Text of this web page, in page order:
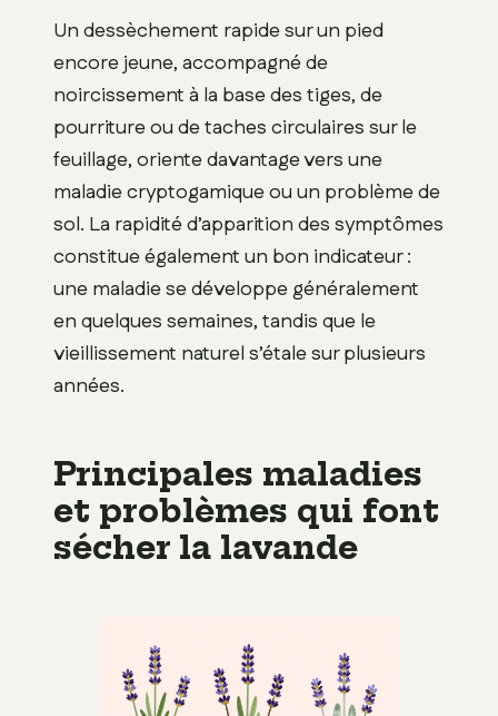
Un dessèchement rapide sur un pied
encore jeune, accompagné de
noircissement à la base des tiges, de
pourriture ou de taches circulaires sur le
feuillage, oriente davantage vers une
maladie cryptogamique ou un problème de
sol. La rapidité d’apparition des symptômes
constitue également un bon indicateur :
une maladie se développe généralement
en quelques semaines, tandis que le
vieillissement naturel s’étale sur plusieurs
années.
Principales maladies
et problèmes qui font
sécher la lavande